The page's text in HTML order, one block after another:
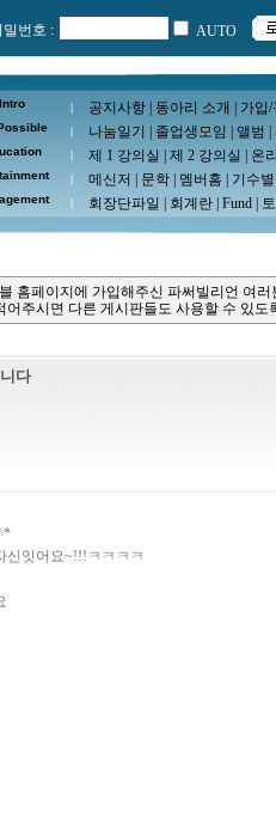
밀번호 : AUTO
Intro | 공지사항 동아리 소개 가입/
| 나눔일기 졸업생모임 앨범
| 제 1 강의실 제 2 강의실 온
| 메신저 문학 멤버홈 기수별
| 회장단파일 회계란 Fund
홈페이지에 가입해주신 파써빌리언 여러
어주시면 다른 게시판들도 사용할 수 있도
다
신잇어요~!!!ㅋㅋㅋㅋ